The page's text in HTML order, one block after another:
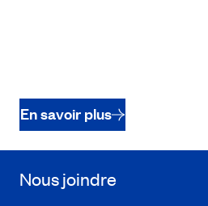
En savoir plus
Nous joindre